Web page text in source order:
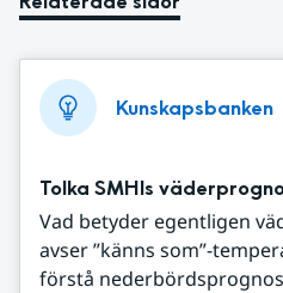
Kunskapsbanken
Tolka SMHIs
Vad betyder egentligen
avser ”känns som”-
förstå